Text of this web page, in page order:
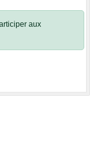
aux